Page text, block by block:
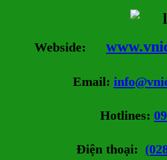
Webside:
Email:
Hotlines:
Điện thoại: